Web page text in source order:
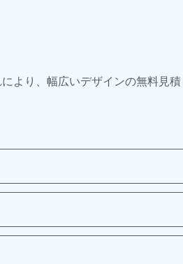
より、幅広いデザインの無料見